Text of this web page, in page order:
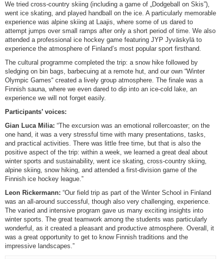
We tried cross-country skiing (including a game of „Dodgeball on Skis”),
went ice skating, and played handball on the ice. A particularly memorable
experience was alpine skiing at Laajis, where some of us dared to
attempt jumps over small ramps after only a short period of time. We also
attended a professional ice hockey game featuring JYP Jyväskylä to
experience the atmosphere of Finland’s most popular sport firsthand.
The cultural programme completed the trip: a snow hike followed by
sledging on bin bags, barbecuing at a remote hut, and our own “Winter
Olympic Games“ created a lively group atmosphere. The finale was a
Finnish sauna, where we even dared to dip into an ice-cold lake, an
experience we will not forget easily.
Participants’ voices:
Gian Luca Milia: “The excursion was an emotional rollercoaster; on the
one hand, it was a very stressful time with many presentations, tasks,
and practical activities. There was little free time, but that is also the
positive aspect of the trip: within a week, we learned a great deal about
winter sports and sustainability, went ice skating, cross-country skiing,
alpine skiing, snow hiking, and attended a first-division game of the
Finnish ice hockey league.”
Leon Rickermann: “Our field trip as part of the Winter School in Finland
was an all-around successful, though also very challenging, experience.
The varied and intensive program gave us many exciting insights into
winter sports. The great teamwork among the students was particularly
wonderful, as it created a pleasant and productive atmosphere. Overall, it
was a great opportunity to get to know Finnish traditions and the
impressive landscapes.”